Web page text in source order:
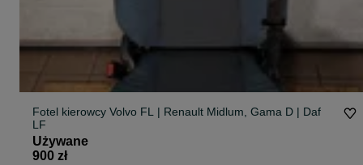
Fotel kierowcy Volvo FL | Renault Midlum, Gama D | Daf
LF
Używane
900 zł